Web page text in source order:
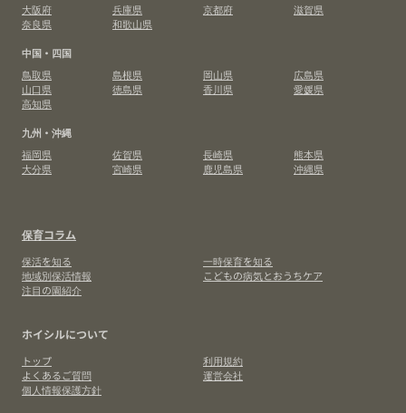
大阪府
兵庫県 京都府
滋賀県
奈良県
和歌山県
中国・四国
鳥取県
島根県 岡山県
広島県
山口県
徳島県 香川県
愛媛県
高知県
九州・沖縄
福岡県
佐賀県 長崎県
熊本県
大分県
宮崎県 鹿児島県 沖縄県
保育コラム
保活を知る
一時保育を知る
地域別保活情報
こどもの病気とおうちケア
注目の園紹介
ホイシルについて
トップ
利用規約
よくあるご質問
運営会社
個人情報保護方針